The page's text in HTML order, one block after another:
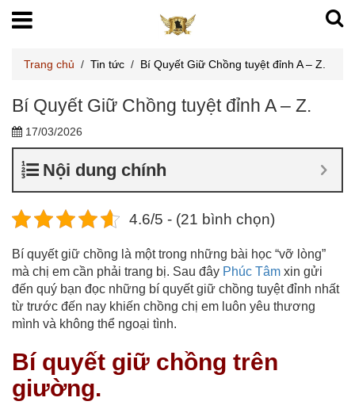
Trang chủ / Tin tức / Bí Quyết Giữ Chồng tuyệt đỉnh A – Z.
Bí Quyết Giữ Chồng tuyệt đỉnh A – Z.
17/03/2026
Nội dung chính
4.6/5 - (21 bình chọn)
Bí quyết giữ chồng là một trong những bài học “vỡ lòng”
mà chị em cần phải trang bị. Sau đây Phúc Tâm xin gửi
đến quý bạn đọc những bí quyết giữ chồng tuyệt đỉnh nhất
từ trước đến nay khiến chồng chị em luôn yêu thương
mình và không thể ngoại tình.
Bí quyết giữ chồng trên
giường.